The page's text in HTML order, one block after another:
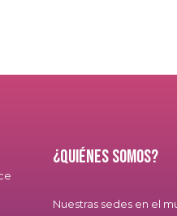
¿Quiénes somos?
Nuestras sedes en el